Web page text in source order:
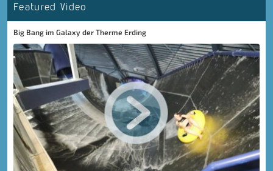
Featured Video
Big Bang im Galaxy der Therme Erding